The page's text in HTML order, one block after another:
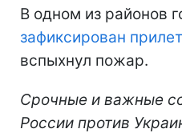
В одном из районов
зафиксирован
вспыхнул пожар.
Срочные и важные
России против